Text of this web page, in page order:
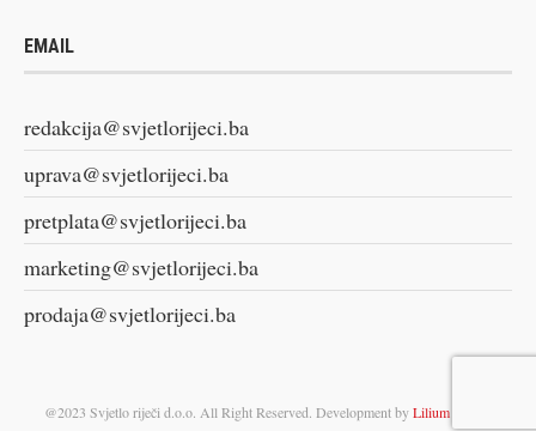
EMAIL
redakcija@svjetlorijeci.ba
uprava@svjetlorijeci.ba
pretplata@svjetlorijeci.ba
marketing@svjetlorijeci.ba
prodaja@svjetlorijeci.ba
@2023 Svjetlo riječi d.o.o. All Right Reserved. Development byLilium Digital